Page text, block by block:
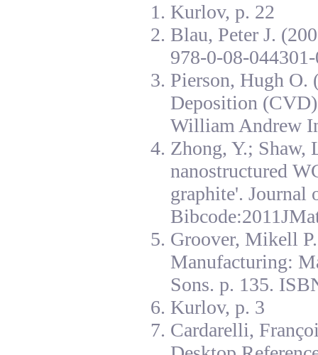
Kurlov, p. 22
Blau, Peter J.
978-0-08-
Pierson, Hugh O.
Deposition
William Andrew
Zhong, Y.; Shaw,
nanostructured
graphite'. Journal
Groover, Mikell
Manufacturing:
Sons. p. 135.
Kurlov, p. 3
Cardarelli,